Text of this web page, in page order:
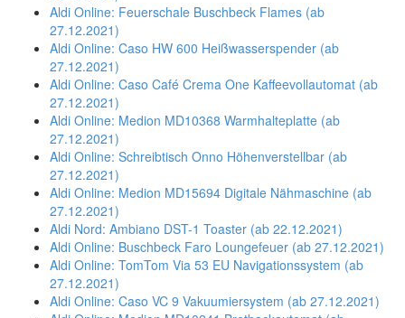
Aldi Online: Feuerschale Buschbeck Flames (ab
27.12.2021)
Aldi Online: Caso HW 600 Heißwasserspender (ab
27.12.2021)
Aldi Online: Caso Café Crema One Kaffeevollautomat (ab
27.12.2021)
Aldi Online: Medion MD10368 Warmhalteplatte (ab
27.12.2021)
Aldi Online: Schreibtisch Onno Höhenverstellbar (ab
27.12.2021)
Aldi Online: Medion MD15694 Digitale Nähmaschine (ab
27.12.2021)
Aldi Nord: Ambiano DST-1 Toaster (ab 22.12.2021)
Aldi Online: Buschbeck Faro Loungefeuer (ab 27.12.2021)
Aldi Online: TomTom Via 53 EU Navigationssystem (ab
27.12.2021)
Aldi Online: Caso VC 9 Vakuumiersystem (ab 27.12.2021)